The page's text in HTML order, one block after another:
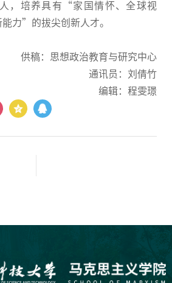
，培养具有“家国情怀、全球视
力”的拔尖创新人才。
供稿：思想政治教育与研究中心
通讯员：刘倩竹
编辑：程雯璟